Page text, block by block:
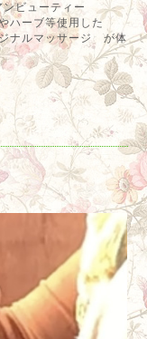
ビューティー
ハーブ等使用した
ナルマッサージ が体